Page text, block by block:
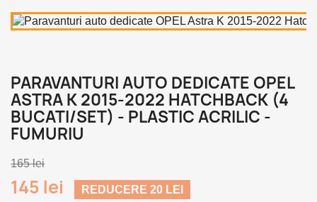
PARAVANTURI AUTO DEDICATE OPEL
ASTRA K 2015-2022 HATCHBACK (4
BUCATI/SET) - PLASTIC ACRILIC -
FUMURIU
165 lei
145 lei REDUCERE 20 LEI